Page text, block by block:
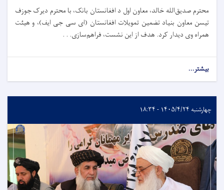
محترم صدیق‌الله خالد، معاون اول د افغانستان بانک، با محترم دیرک جوزف
تیسن معاون بنیاد تضمین تمویلات افغانستان (ای سی جی ایف)، و هیئت
همراه وی دیدار کرد. هدف از این نشست، فراهم‌سازی. . .
بیشتر...
چهارشنبه ۱۴۰۵/۴/۲۴ - ۱۸:۳۴